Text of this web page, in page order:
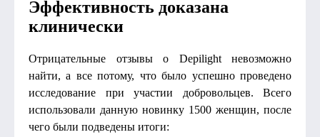
Эффективность доказана
клинически
Отрицательные отзывы о Depilight невозможно
найти, а все потому, что было успешно проведено
исследование при участии добровольцев. Всего
использовали данную новинку 1500 женщин, после
чего были подведены итоги: